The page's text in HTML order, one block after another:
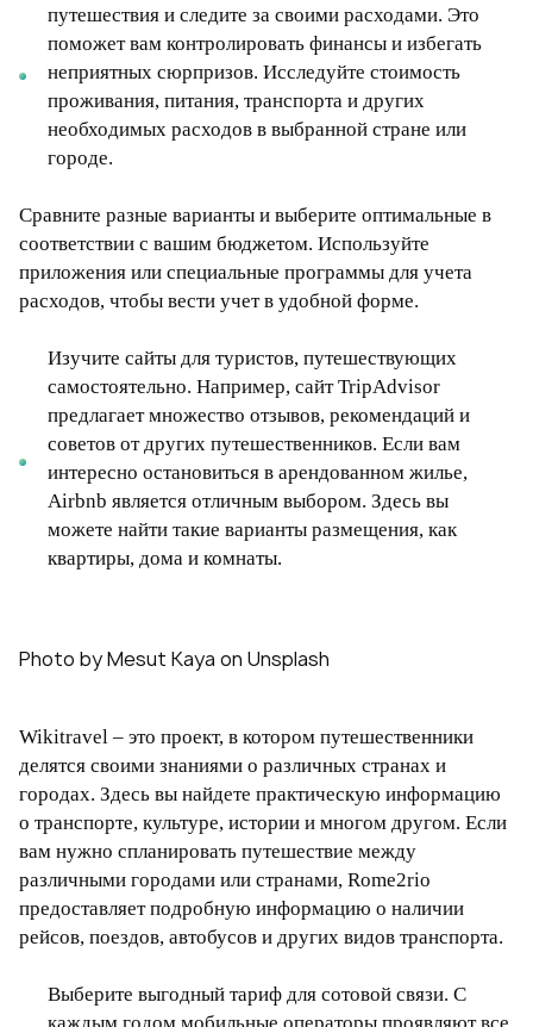
путешествия и следите за своими расходами. Это
поможет вам контролировать финансы и избегать
неприятных сюрпризов. Исследуйте стоимость
проживания, питания, транспорта и других
необходимых расходов в выбранной стране или
городе.
Сравните разные варианты и выберите оптимальные в
соответствии с вашим бюджетом. Используйте
приложения или специальные программы для учета
расходов, чтобы вести учет в удобной форме.
Изучите сайты для туристов, путешествующих
самостоятельно. Например, сайт TripAdvisor
предлагает множество отзывов, рекомендаций и
советов от других путешественников. Если вам
интересно остановиться в арендованном жилье,
Airbnb является отличным выбором. Здесь вы
можете найти такие варианты размещения, как
квартиры, дома и комнаты.
Photo by Mesut Kaya on Unsplash
Wikitravel – это проект, в котором путешественники
делятся своими знаниями о различных странах и
городах. Здесь вы найдете практическую информацию
о транспорте, культуре, истории и многом другом. Если
вам нужно спланировать путешествие между
различными городами или странами, Rome2rio
предоставляет подробную информацию о наличии
рейсов, поездов, автобусов и других видов транспорта.
Выберите выгодный тариф для сотовой связи. С